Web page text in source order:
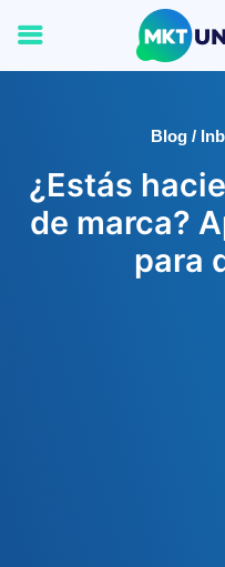
Blog /
¿Estás
de marca?
para